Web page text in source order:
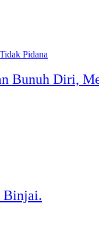
Bunuh Diri,
Binjai.